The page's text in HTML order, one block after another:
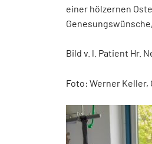
einer hölzernen
Bild v. l. Patient Hr.
Foto: Werner